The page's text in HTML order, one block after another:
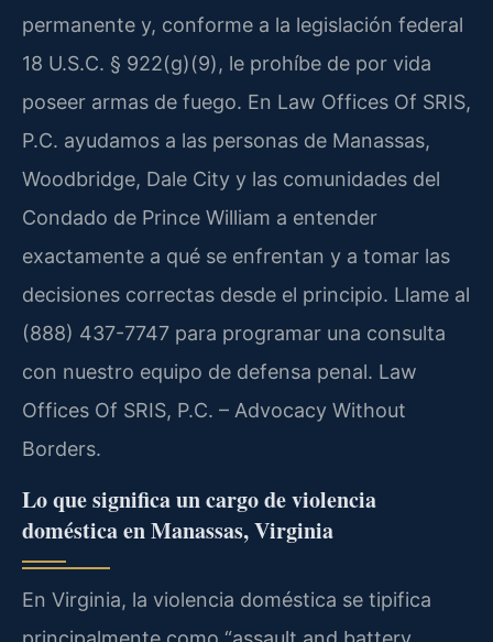
permanente y, conforme a la legislación federal
18 U.S.C. § 922(g)(9), le prohíbe de por vida
poseer armas de fuego. En Law Offices Of SRIS,
P.C. ayudamos a las personas de Manassas,
Woodbridge, Dale City y las comunidades del
Condado de Prince William a entender
exactamente a qué se enfrentan y a tomar las
decisiones correctas desde el principio. Llame al
(888) 437-7747 para programar una consulta
con nuestro equipo de defensa penal. Law
Offices Of SRIS, P.C. – Advocacy Without
Borders.
Lo que significa un cargo de violencia
doméstica en Manassas, Virginia
En Virginia, la violencia doméstica se tipifica